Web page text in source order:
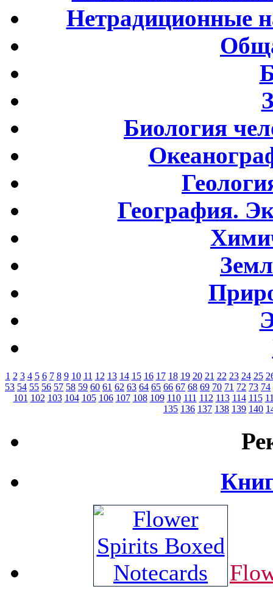
Нетрадиционные
Биология
География.
1 2 3 4 5 6 7 8 9 10 11 12 13 14 15 16 17 18 19 20 21 22 23 24 25
53 54 55 56 57 58 59 60 61 62 63 64 65 66 67 68 69 70 71 72 73 74
101 102 103 104 105 106 107 108 109 110 111 112 113 114 115
135 136 137 138 139 140